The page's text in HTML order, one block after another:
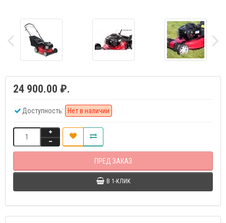
24 900.00 ₽.
Доступность: Нет в наличии
ПРЕД ЗАКАЗ
В 1-КЛИК